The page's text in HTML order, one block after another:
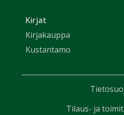
Kirjat
Kirjakauppa
Kustantamo
Tilaus- ja